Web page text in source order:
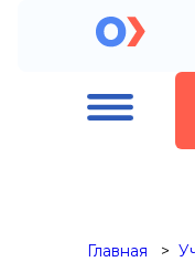
Главная